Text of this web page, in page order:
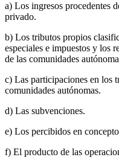
a) Los ingresos procedentes
privado.
b) Los tributos propios
especiales e impuestos y los
de las comunidades
c) Las participaciones en los
comunidades autónomas.
d) Las subvenciones.
e) Los percibidos en
f) El producto de las